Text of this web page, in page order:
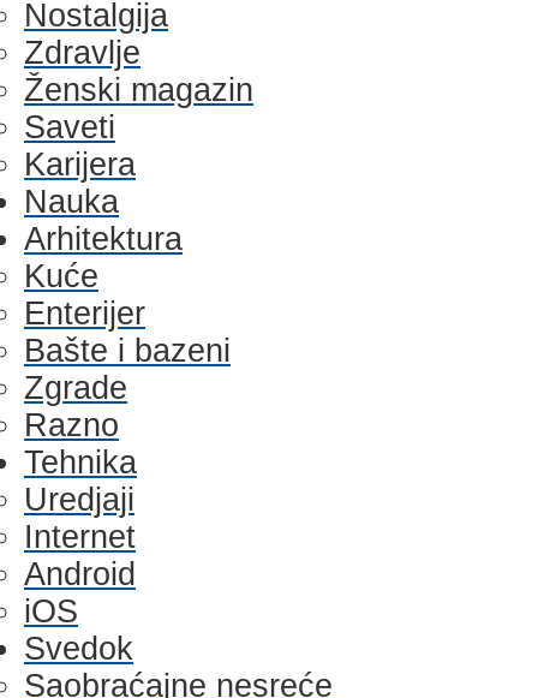
Nostalgija
Zdravlje
Ženski magazin
Saveti
Karijera
Nauka
Arhitektura
Kuće
Enterijer
Bašte i bazeni
Zgrade
Razno
Tehnika
Uredjaji
Internet
Android
iOS
Svedok
Saobraćajne nesreće